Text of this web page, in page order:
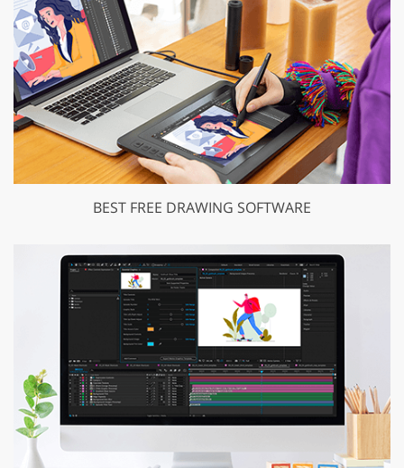
BEST FREE DRAWING SOFTWARE